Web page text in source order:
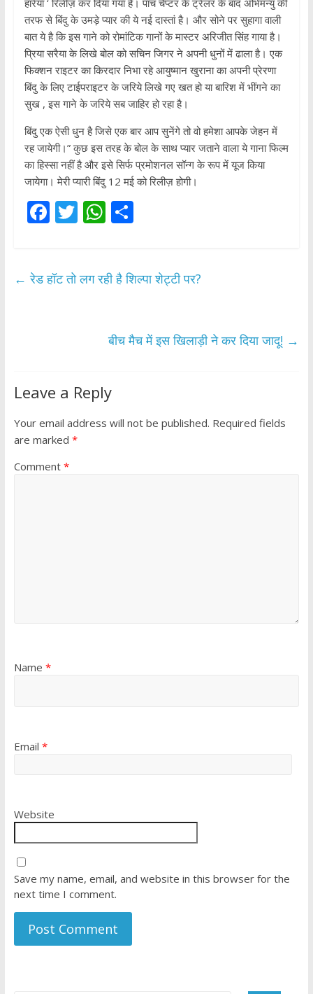
हारेया ‘ रिलीज़ कर दिया गया है। पांच चैप्टर के ट्रेलर के बाद अभिमन्यु की
तरफ से बिंदु के उमड़े प्यार की ये नई दास्तां है। और सोने पर सुहागा वाली
बात ये है कि इस गाने को रोमांटिक गानों के मास्टर अरिजीत सिंह गाया है।
प्रिया सरैया के लिखे बोल को सचिन जिगर ने अपनी धुनों में ढाला है। एक
फिक्शन राइटर का किरदार निभा रहे आयुष्मान खुराना का अपनी प्रेरणा
बिंदु के लिए टाईपराइटर के जरिये लिखे गए खत हो या बारिश में भींगने का
सुख , इस गाने के जरिये सब जाहिर हो रहा है।
बिंदु एक ऐसी धुन है जिसे एक बार आप सुनेंगे तो वो हमेशा आपके जेहन में
रह जायेगी।” कुछ इस तरह के बोल के साथ प्यार जताने वाला ये गाना फिल्म
का हिस्सा नहीं है और इसे सिर्फ प्रमोशनल सॉन्ग के रूप में यूज किया
जायेगा। मेरी प्यारी बिंदु 12 मई को रिलीज़ होगी।
F
b
T
er
W
s
p
S
e
← रेड हॉट तो लग रही है शिल्पा शेट्टी पर?
बीच मैच में इस खिलाड़ी ने कर दिया जादू! →
Leave a Reply
Your email address will not be published. Required fields
are marked *
Comment *
Name *
Email *
Website
Save my name, email, and website in this browser for the
next time I comment.